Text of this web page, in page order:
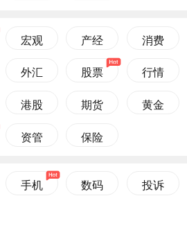
宏观 产经 消费
外汇 股票 行情
港股 期货 黄金
资管 保险
手机 数码 投诉